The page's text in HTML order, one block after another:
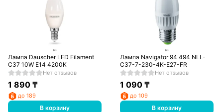
Лампа Dauscher LED Filament
C37 10W E14 4200K
Нет отзывов
1 890₸
до 189
В корзину
Лампа Navigator 94 494 NLL-
C37-7-230-4K-E27-FR
Нет отзывов
1 090 ₸
до 109
В корзину